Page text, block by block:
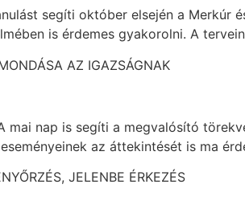
segíti október elsején a Merkúr
is érdemes gyakorolni. A
AZ IGAZSÁGNAK
mai nap is segíti a megvalósító
az áttekintését is ma
JELENBE ÉRKEZÉS